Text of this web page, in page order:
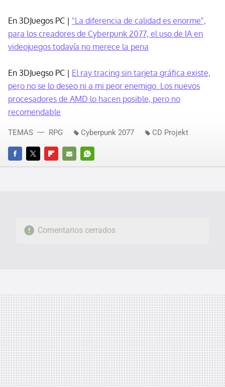
En 3DJuegos PC | "La diferencia de calidad es enorme",
para los creadores de Cyberpunk 2077, el uso de IA en
videojuegos todavía no merece la pena
En 3DJuegso PC | El ray tracing sin tarjeta gráfica existe,
pero no se lo deseo ni a mi peor enemigo. Los nuevos
procesadores de AMD lo hacen posible, pero no
recomendable
FACEBOOKTWITTERFLIPBOARD
E-
WHATSAPP
TEMAS RPG Cyberpunk 2077 CD Projekt
Comentarios cerrados